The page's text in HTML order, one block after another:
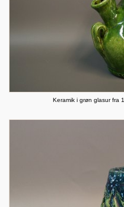
Keramik i grøn glasur fra